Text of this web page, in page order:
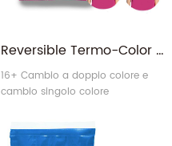
Reversible Termo-Color Termochromico Polvere di pigmento per scolorimento termico per tessuti
16+ Cambio a doppio colore e
cambio singolo colore